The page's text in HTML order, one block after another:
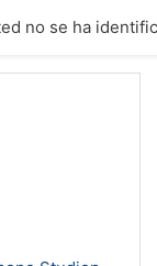
no se ha